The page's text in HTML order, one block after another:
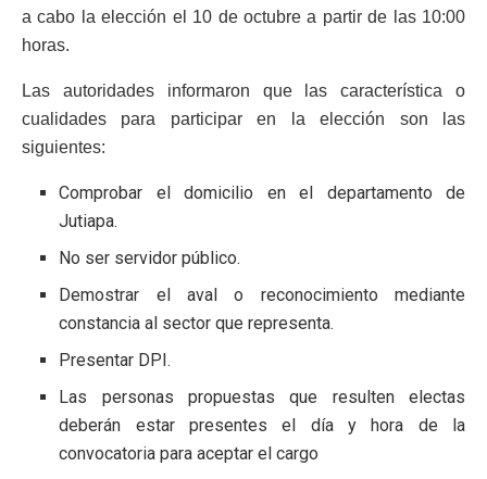
a cabo la elección el 10 de octubre a partir de las 10:00
horas.
Las autoridades informaron que las característica o
cualidades para participar en la elección son las
siguientes:
Comprobar el domicilio en el departamento de
Jutiapa.
No ser servidor público.
Demostrar el aval o reconocimiento mediante
constancia al sector que representa.
Presentar DPI.
Las personas propuestas que resulten electas
deberán estar presentes el día y hora de la
convocatoria para aceptar el cargo